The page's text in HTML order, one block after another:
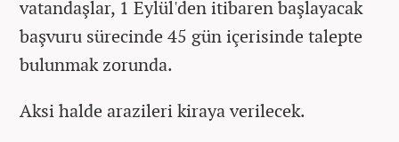
vatandaşlar, 1 Eylül'den itibaren başlayacak
başvuru sürecinde 45 gün içerisinde talepte
bulunmak zorunda.
Aksi halde arazileri kiraya verilecek.